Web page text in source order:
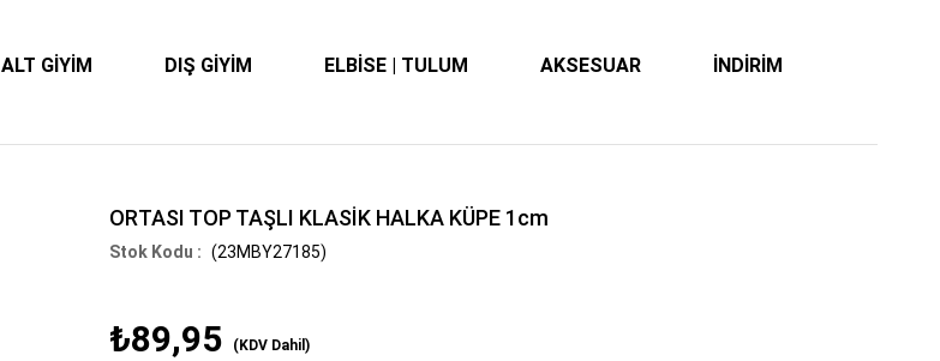
ALT GİYİM DIŞ GİYİM ELBİSE | TULUM AKSESUAR İNDİRİM
ORTASI TOP TAŞLI KLASİK HALKA KÜPE 1cm
(23MBY27185)
₺89,95 (KDV Dahil)